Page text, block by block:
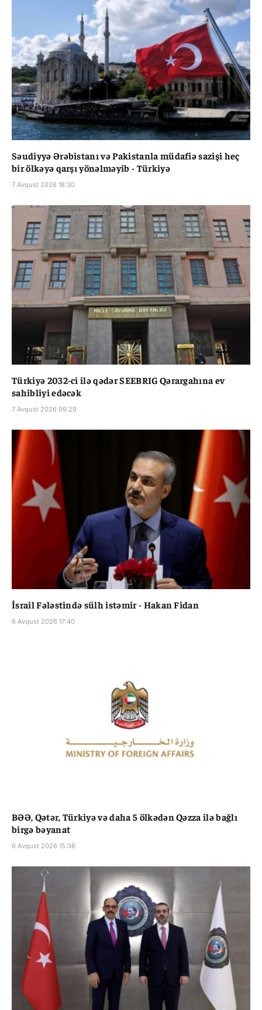
Səudiyyə Ərəbistanı və Pakistanla müdafiə sazişi heç
bir ölkəyə qarşı yönəlməyib - Türkiyə
7 Avqust 2026 18:30
Türkiyə 2032-ci ilə qədər SEEBRIG Qərargahına ev
sahibliyi edəcək
7 Avqust 2026 09:29
İsrail Fələstində sülh istəmir - Hakan Fidan
6 Avqust 2026 17:40
BƏƏ, Qətər, Türkiyə və daha 5 ölkədən Qəzza ilə bağlı
birgə bəyanat
6 Avqust 2026 15:36